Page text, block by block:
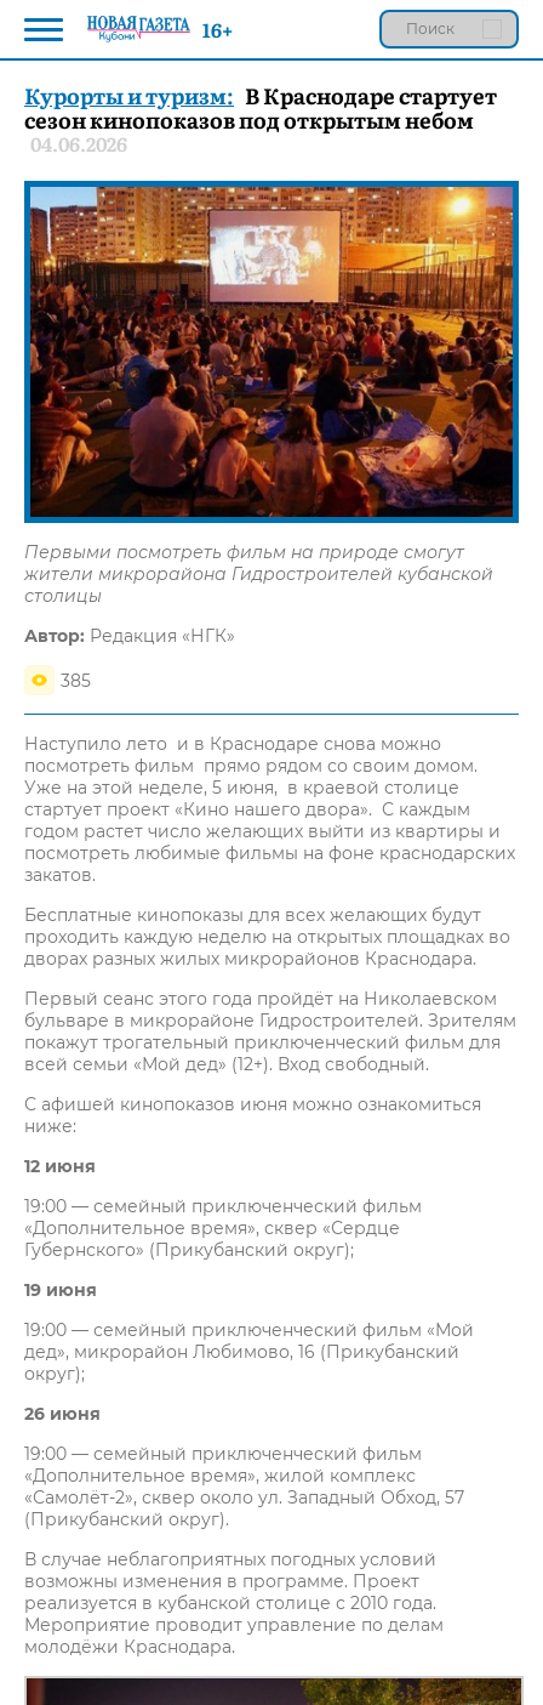
Курорты и туризм: В Краснодаре стартует
сезон кинопоказов под открытым небом
04.06.2026
Первыми посмотреть фильм на природе смогут
жители микрорайона Гидростроителей кубанской
столицы
Автор: Редакция «НГК»
385
Наступило лето и в Краснодаре снова можно
посмотреть фильм прямо рядом со своим домом.
Уже на этой неделе, 5 июня, в краевой столице
стартует проект «Кино нашего двора». С каждым
годом растет число желающих выйти из квартиры и
посмотреть любимые фильмы на фоне краснодарских
закатов.
Бесплатные кинопоказы для всех желающих будут
проходить каждую неделю на открытых площадках во
дворах разных жилых микрорайонов Краснодара.
Первый сеанс этого года пройдёт на Николаевском
бульваре в микрорайоне Гидростроителей. Зрителям
покажут трогательный приключенческий фильм для
всей семьи «Мой дед» (12+). Вход свободный.
С афишей кинопоказов июня можно ознакомиться
ниже:
12 июня
19:00 — семейный приключенческий фильм
«Дополнительное время», сквер «Сердце
Губернского» (Прикубанский округ);
19 июня
19:00 — семейный приключенческий фильм «Мой
дед», микрорайон Любимово, 16 (Прикубанский
округ);
26 июня
19:00 — семейный приключенческий фильм
«Дополнительное время», жилой комплекс
«Самолёт-2», сквер около ул. Западный Обход, 57
(Прикубанский округ).
В случае неблагоприятных погодных условий
возможны изменения в программе. Проект
реализуется в кубанской столице с 2010 года.
Мероприятие проводит управление по делам
молодёжи Краснодара.
16+